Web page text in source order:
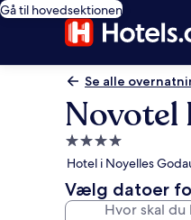
Gå til hovedsektionen
Se alle
Novotel
4.0-
stjernet
overnatningssted
Hotel i Noyelles
Vælg datoer
Hvor skal du